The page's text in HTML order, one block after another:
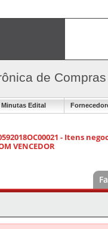
de
Minutas Edital
- Itens
VENCEDOR